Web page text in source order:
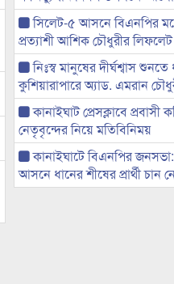
সিলেট-৫ আসনে বিএনপির
প্রত্যাশী আশিক চৌধুরীর
নিঃস্ব মানুষের দীর্ঘশ্বাস
কুশিয়ারাপারে অ্যাড. এমরান
কানাইঘাট প্রেসক্লাবে প্রবাসী
নেতৃবৃন্দের নিয়ে মতিবিনিময়
কানাইঘাটে বিএনপির
আসনে ধানের শীষের প্রার্থী চান